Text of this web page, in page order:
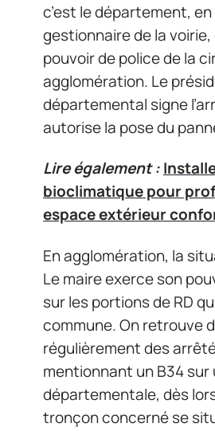
c’est le département,
gestionnaire de la
pouvoir de police de la
agglomération. Le
départemental signe
autorise la pose du
Lire également :
bioclimatique pour
espace extérieur
En agglomération, la
Le maire exerce son
sur les portions de RD
commune. On retrouve
régulièrement des
mentionnant un B34 sur
départementale, dès
tronçon concerné se